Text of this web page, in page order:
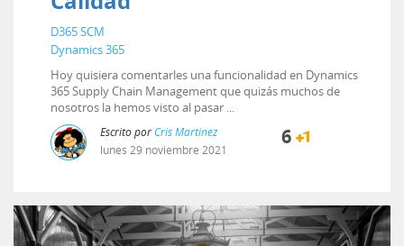
D365 SCM
Dynamics 365
Hoy quisiera comentarles una funcionalidad en Dynamics
365 Supply Chain Management que quizás muchos de
nosotros la hemos visto al pasar ...
Escrito por Cris Martinez
lunes 29 noviembre 2021
6